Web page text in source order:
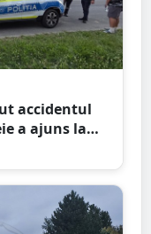
accidentul
a ajuns la